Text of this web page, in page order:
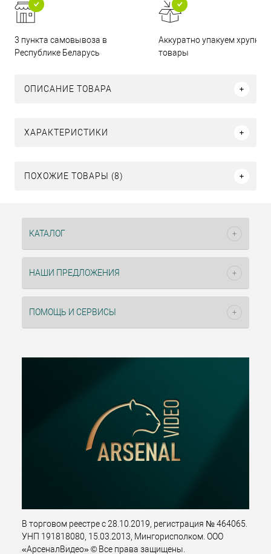
3 пункта самовывоза в
Республике Беларусь
Аккуратно упакуем хрупкие
товары
ОПИСАНИЕ ТОВАРА
ХАРАКТЕРИСТИКИ
ПОХОЖИЕ ТОВАРЫ (8)
КАТАЛОГ
НАШИ ПРЕДЛОЖЕНИЯ
ПОМОЩЬ И СЕРВИСЫ
В торговом реестре с 28.10.2019, регистрация № 464065.
УНП 191818080, 15.03.2013, Мингорисполком. ООО
«АрсеналВидео» © Все права защищены.